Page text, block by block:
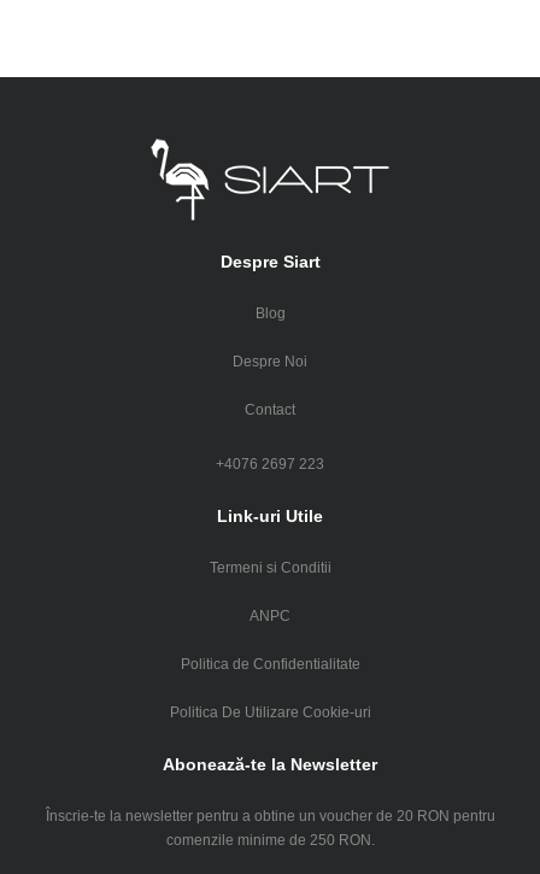
Despre Siart
Blog
Despre Noi
Contact
+4076 2697 223
Link-uri Utile
Termeni si Conditii
ANPC
Politica de Confidentialitate
Politica De Utilizare Cookie-uri
Abonează-te la Newsletter
Înscrie-te la newsletter pentru a obtine un voucher de 20 RON pentru
comenzile minime de 250 RON.